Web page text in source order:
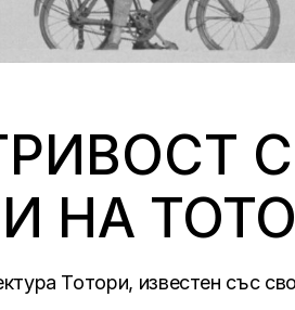
НА
Тотори, известен със